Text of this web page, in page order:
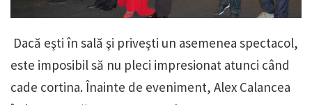
Dacă eşti în sală şi priveşti un asemenea spectacol,
este imposibil să nu pleci impresionat atunci când
cade cortina. Înainte de eveniment, Alex Calancea